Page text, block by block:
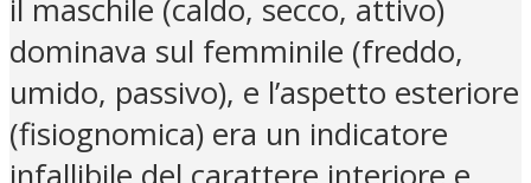
il maschile (caldo, secco, attivo)
dominava sul femminile (freddo,
umido, passivo), e l’aspetto esteriore
(fisiognomica) era un indicatore